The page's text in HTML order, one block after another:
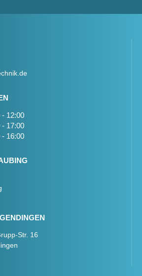
- 12:00
- 17:00
- 16:00
Str. 16